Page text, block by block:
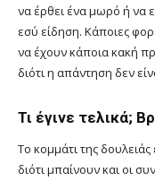
να έρθει ένα μωρό ή να
εσύ είδηση. Κάποιες
να έχουν κάποια κακή
διότι η απάντηση δεν
Τι έγινε τελικά;
Το κομμάτι της
διότι μπαίνουν και οι